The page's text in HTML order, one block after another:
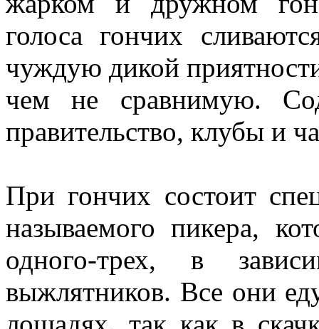
голоса гончих
чуждую дикой
чем не сравнимую.
правительство, клубы и
При гончих состоит
называемого пикера,
одного-трех, в
выжлятников. Все они